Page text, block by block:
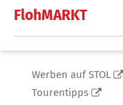
FlohMARKT
Werben auf STOL
Tourentipps